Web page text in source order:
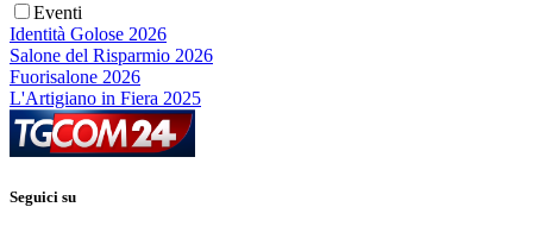
Eventi
Identità Golose 2026
Salone del Risparmio 2026
Fuorisalone 2026
L'Artigiano in Fiera 2025
Seguici su